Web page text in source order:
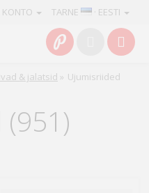
TARNE · EESTI
& jalatsid » Ujumisriided